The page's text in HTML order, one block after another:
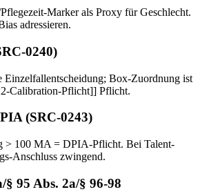
Marker als Proxy für Geschlecht.
adressieren.
0240)
Einzelfallentscheidung; Box-Zuordnung ist
Calibration-Pflicht]] Pflicht.
(SRC-0243)
> 100 MA = DPIA-Pflicht. Bei Talent-
Anschluss zwingend.
95 Abs. 2a/§ 96-98